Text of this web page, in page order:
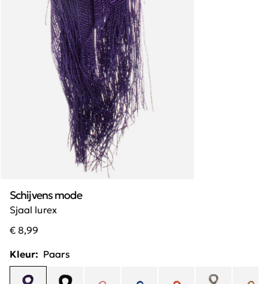
Sjaal lurex
Schijvens mode
€ 8,99
Kleur: Paars